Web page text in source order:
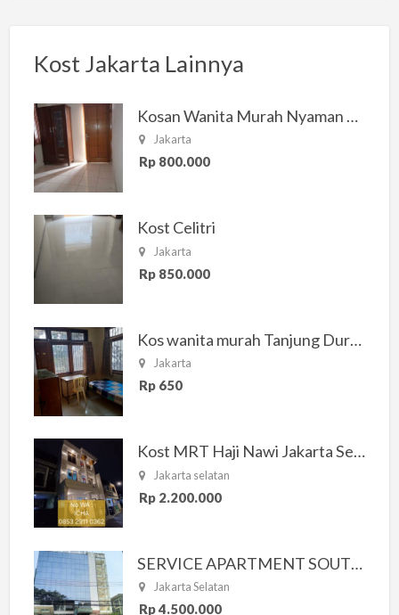
Kost Jakarta Lainnya
Kosan Wanita Murah Nyaman di Jakarta Selatan
Jakarta
Rp 800.000
Kost Celitri
Jakarta
Rp 850.000
Kos wanita murah Tanjung Duren Jakarta Barat
Jakarta
Rp 650
Kost MRT Haji Nawi Jakarta Selatan
Jakarta selatan
Rp 2.200.000
SERVICE APARTMENT SOUTH RESIDENCE
Jakarta Selatan
Rp 4.500.000